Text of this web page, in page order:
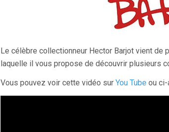
Le célèbre collectionneur Hector Barjot vient de
laquelle il vous propose de découvrir plusieurs
Vous pouvez voir cette vidéo sur You Tube ou ci-